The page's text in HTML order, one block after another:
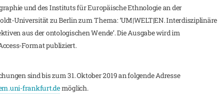
und des Instituts für Europäische Ethnologie an der
Universität zu Berlin zum Thema: ‘UM|WELT|EN. Interdisziplinäre
aus der ontologischen Wende’. Die Ausgabe wird im
Format publiziert.
sind bis zum 31. Oktober 2019 an folgende Adresse
frankfurt.demöglich.